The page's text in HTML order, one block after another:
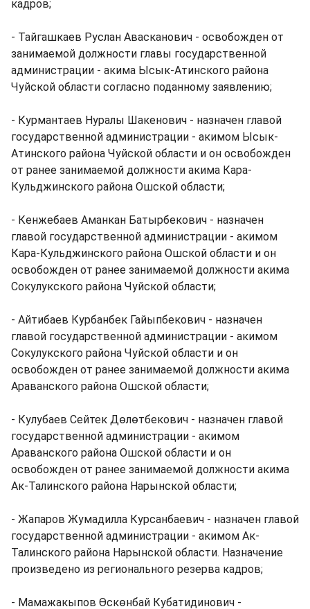
кадров;
- Тайгашкаев Руслан Авасканович - освобожден от
занимаемой должности главы государственной
администрации - акима Ысык-Атинского района
Чуйской области согласно поданному заявлению;
- Курмантаев Нуралы Шакенович - назначен главой
государственной администрации - акимом Ысык-
Атинского района Чуйской области и он освобожден
от ранее занимаемой должности акима Кара-
Кульджинского района Ошской области;
- Кенжебаев Аманкан Батырбекович - назначен
главой государственной администрации - акимом
Кара-Кульджинского района Ошской области и он
освобожден от ранее занимаемой должности акима
Сокулукского района Чуйской области;
- Айтибаев Курбанбек Гайыпбекович - назначен
главой государственной администрации - акимом
Сокулукского района Чуйской области и он
освобожден от ранее занимаемой должности акима
Араванского района Ошской области;
- Кулубаев Сейтек Дөлөтбекович - назначен главой
государственной администрации - акимом
Араванского района Ошской области и он
освобожден от ранее занимаемой должности акима
Ак-Талинского района Нарынской области;
- Жапаров Жумадилла Курсанбаевич - назначен главой
государственной администрации - акимом Ак-
Талинского района Нарынской области. Назначение
произведено из регионального резерва кадров;
- Мамажакыпов Өскөнбай Кубатидинович -